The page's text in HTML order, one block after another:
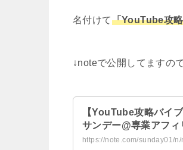
名付けて「YouTube攻
↓noteで公開してますの
【YouTube攻略バイ
サンデー@専業アフ
https://note.com/sunday01/